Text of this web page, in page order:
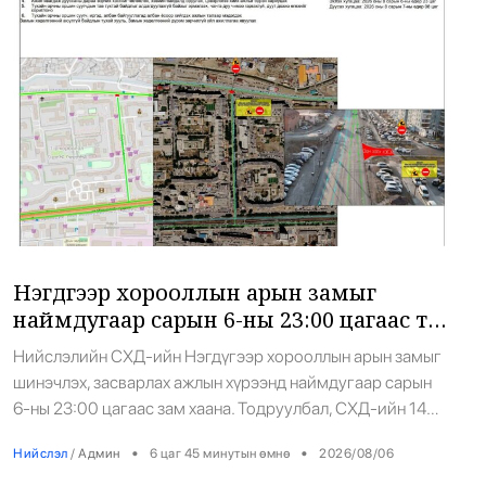
18
Хөнгөн атлетикийн мастеруудын улсын
аваргууд тодорлоо
Спорт/Х. Болормаа • 7 цаг 15 минутын өмнө
19
Манлай, Ханхонгор суманд хорио
цээрийн дэглэм тогтоолоо
Халуун цэг/Х. Болормаа • 7 цаг 25 минутын өмнө
20
“SpaceX”-ийн пуужингийн хэсэг Сар
мөргөсөн ч эрсдэлгүй гэж NASA
мэдэгдэв
Сонин хачин /АДМИН • 7 цаг 39 минутын өмнө
Нэгдүгээр хорооллын арын замыг
наймдугаар сарын 6-ны 23:00 цагаас түр
хааж, борооны ус зайлуулах шугамын
хөндлөн сэтэлгээ хийнэ
Нийслэлийн СХД-ийн Нэгдүгээр хорооллын арын замыг
шинэчлэх, засварлах ажлын хүрээнд наймдугаар сарын
6-ны 23:00 цагаас зам хаана. Тодруулбал, СХД-ийн 14
байрнаас 12 дугаар байрны чиглэл дагуу борооны ус
Нийслэл / Админ • 6 цаг 45 минутын өмнө • 2026/08/06